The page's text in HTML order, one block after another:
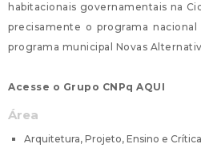
habitacionais governamentais na
precisamente o programa
programa municipal Novas
Acesse o Grupo CNPq AQUI
Área
Arquitetura, Projeto, Ensino e